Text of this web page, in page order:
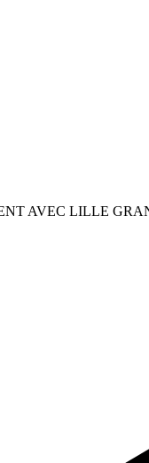
AVEC LILLE